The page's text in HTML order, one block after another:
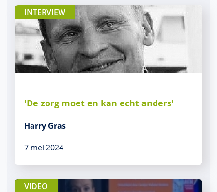
INTERVIEW
'De zorg moet en kan echt anders'
Harry Gras
7 mei 2024
VIDEO